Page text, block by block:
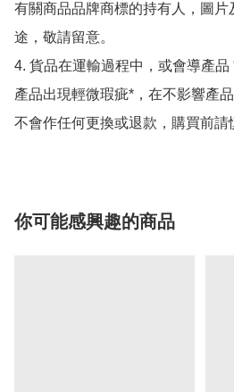
有關商品品牌商標的持有人，圖片
途，敬請留意。
4. 貨品在運輸過程中，或會導產
產品出現輕微瑕疵*，在不影響產
你可能感興趣的商品